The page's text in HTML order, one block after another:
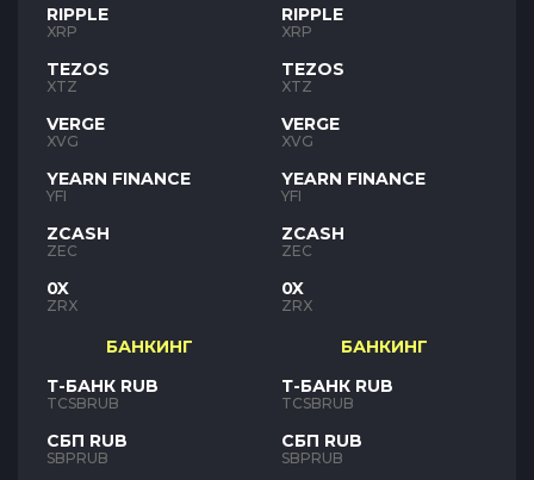
RIPPLE
XRP
TEZOS
XTZ
VERGE
XVG
YEARN FINANCE
YFI
ZCASH
ZEC
0X
ZRX
БАНКИНГ
Т-БАНК RUB
TCSBRUB
СБП RUB
SBPRUB
RIPPLE
XRP
TEZOS
XTZ
VERGE
XVG
YEARN FINANCE
YFI
ZCASH
ZEC
0X
ZRX
БАНКИНГ
Т-БАНК RUB
TCSBRUB
СБП RUB
SBPRUB